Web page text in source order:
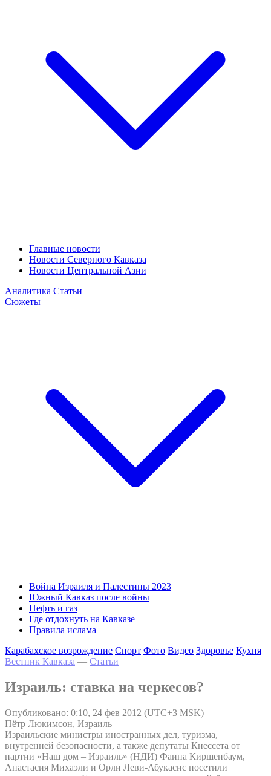
Главные новости
Новости Северного Кавказа
Новости Центральной Азии
Аналитика Статьи
Сюжеты
Война Израиля и Палестины 2023
Южный Кавказ после войны
Нефть и газ
Где отдохнуть на Кавказе
Правила ислама
Карабахское возрождение Спорт Фото Видео Здоровье Кухня
Вестник Кавказа — Статьи
Израиль: ставка на черкесов?
Опубликовано: 0:10, 24 фев 2012 (UTC+3 MSK)
Пётр Люкимсон, Израиль
Израильские министры иностранных дел, туризма,
внутренней безопасности, а также депутаты Кнессета от
партии «Наш дом – Израиль» (НДИ) Фаина Киршенбаум,
Анастасия Михаэли и Орли Леви-Абукасис посетили